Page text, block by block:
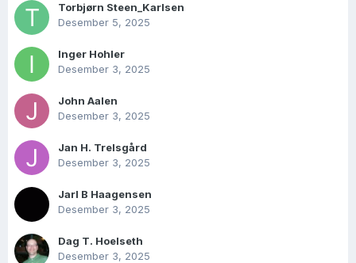
Torbjørn Steen_Karlsen
Desember 5, 2025
Inger Hohler
Desember 3, 2025
John Aalen
Desember 3, 2025
Jan H. Trelsgård
Desember 3, 2025
Jarl B Haagensen
Desember 3, 2025
Dag T. Hoelseth
Desember 3, 2025